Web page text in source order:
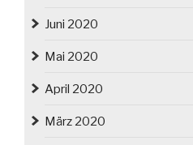
Juni 2020
Mai 2020
April 2020
März 2020